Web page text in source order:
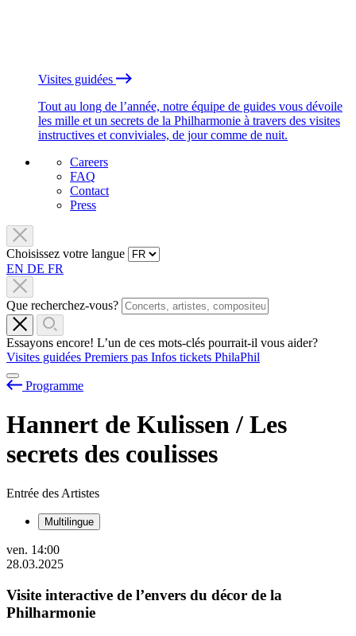
Visites guidées
Tout au long de l’année, notre équipe de guides vous dévoile
les mille et un secrets de la Philharmonie à travers des visites
instructives et conviviales, de jour comme de nuit.
Careers
FAQ
Contact
Press
Choisissez votre langue
EN DE FR
Que recherchez-vous?
Essayons encore! L’un de ces mots-clés pourrait-il vous aider?
Visites guidées Premiers pas Infos tickets PhilaPhil
Programme
Hannert de Kulissen / Les
secrets des coulisses
Entrée des Artistes
Multilingue
ven. 14:00
28.03.2025
Visite interactive de l’envers du décor de la
Philharmonie